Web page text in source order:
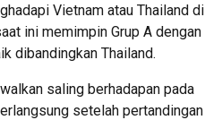
Vietnam atau Thailand di
ini memimpin Grup A dengan
dibandingkan Thailand.
saling berhadapan pada
setelah pertandingan